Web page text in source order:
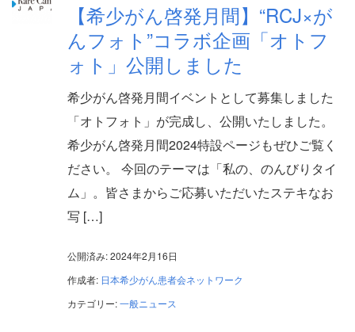
【希少がん啓発月間】“RCJ×が
んフォト”コラボ企画「オトフ
ォト」公開しました
希少がん啓発月間イベントとして募集しました
「オトフォト」が完成し、公開いたしました。
希少がん啓発月間2024特設ページもぜひご覧く
ださい。 今回のテーマは「私の、のんびりタイ
ム」。皆さまからご応募いただいたステキなお
写 […]
公開済み: 2024年2月16日
作成者: 日本希少がん患者会ネットワーク
カテゴリー:一般ニュース